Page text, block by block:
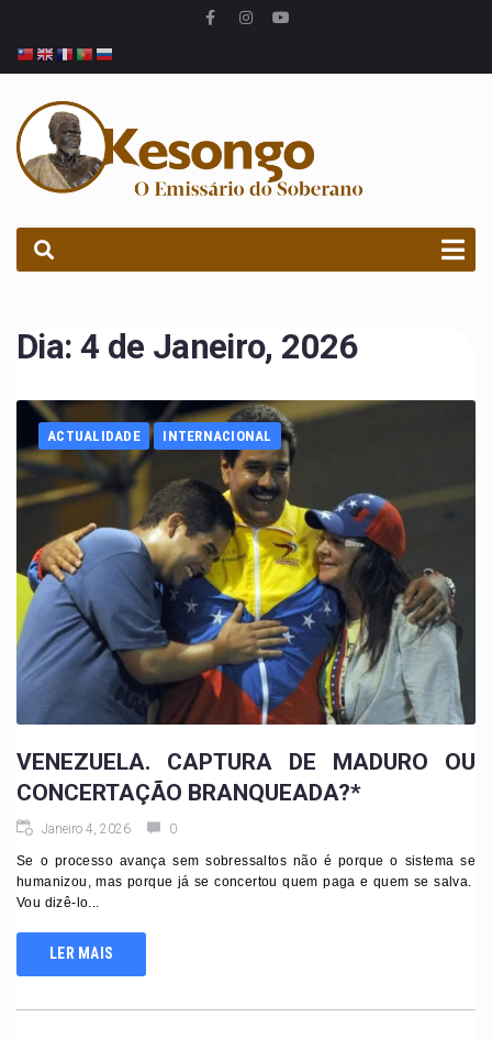
Dia: 4 de Janeiro, 2026
ACTUALIDADE INTERNACIONAL
VENEZUELA. CAPTURA DE MADURO OU
CONCERTAÇÃO BRANQUEADA?*
Janeiro 4, 2026 0
Se o processo avança sem sobressaltos não é porque o sistema se
humanizou, mas porque já se concertou quem paga e quem se salva.
Vou dizê-lo...
LER MAIS
PROCURAR